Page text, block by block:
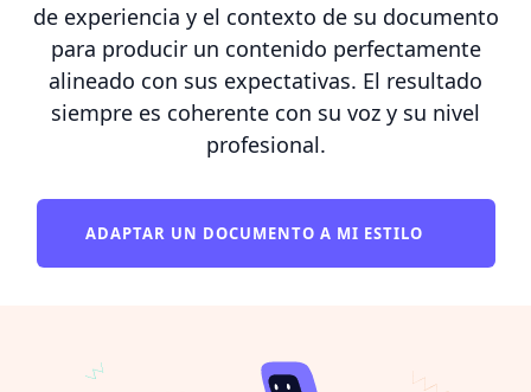
de experiencia y el contexto de su documento
para producir un contenido perfectamente
alineado con sus expectativas. El resultado
siempre es coherente con su voz y su nivel
profesional.
ADAPTAR UN DOCUMENTO A MI ESTILO